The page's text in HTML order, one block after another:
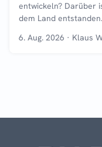
entwickeln? Darüber
dem Land entstanden.
6. Aug. 2026 · Klaus